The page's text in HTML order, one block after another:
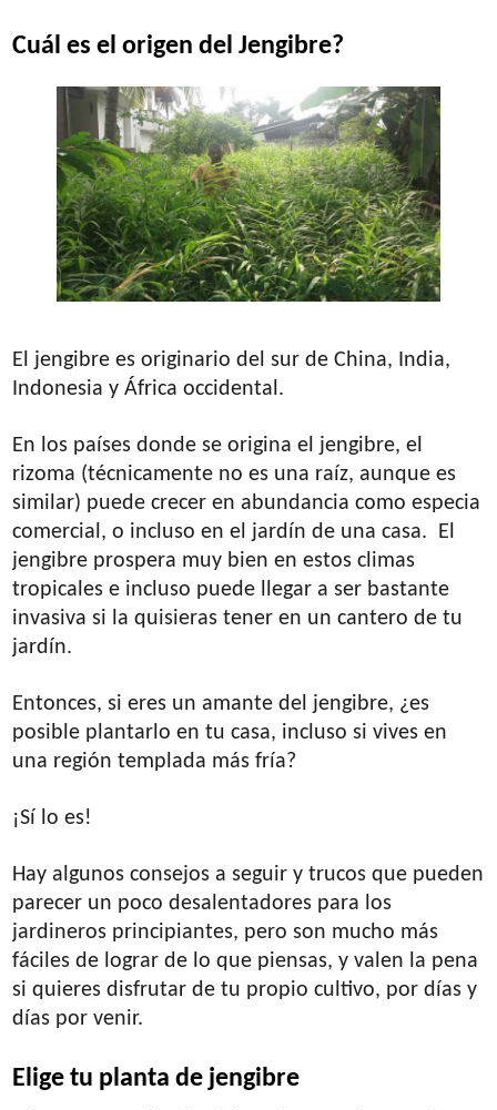
Cuál es el origen del Jengibre?
El jengibre es originario del sur de China, India,
Indonesia y África occidental.
En los países donde se origina el jengibre, el
rizoma (técnicamente no es una raíz, aunque es
similar) puede crecer en abundancia como especia
comercial, o incluso en el jardín de una casa. El
jengibre prospera muy bien en estos climas
tropicales e incluso puede llegar a ser bastante
invasiva si la quisieras tener en un cantero de tu
jardín.
Entonces, si eres un amante del jengibre, ¿es
posible plantarlo en tu casa, incluso si vives en
una región templada más fría?
¡Sí lo es!
Hay algunos consejos a seguir y trucos que pueden
parecer un poco desalentadores para los
jardineros principiantes, pero son mucho más
fáciles de lograr de lo que piensas, y valen la pena
si quieres disfrutar de tu propio cultivo, por días y
días por venir.
Elige tu planta de jengibre